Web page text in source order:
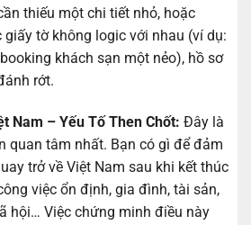
thiếu một chi tiết nhỏ, hoặc
tờ không logic với nhau (ví dụ:
khách sạn một nẻo), hồ sơ
rớt.
Nam – Yếu Tố Then Chốt: Đây là
quan tâm nhất. Bạn có gì để đảm
trở về Việt Nam sau khi kết thúc
việc ổn định, gia đình, tài sản,
hội… Việc chứng minh điều này